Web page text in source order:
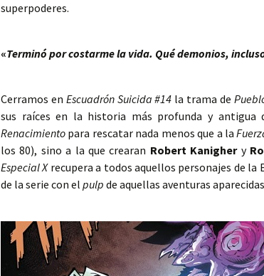
superpoderes.
«Terminó por costarme la vida. Qué demonios,
Cerramos en Escuadrón Suicida #14 la trama de
sus raíces en la historia más profunda y antigua
Renacimiento para rescatar nada menos que a la
los 80), sino a la que crearan Robert Kanighery
Especial Xrecupera a todos aquellos personajes de
de la serie con el pulp de aquellas aventuras